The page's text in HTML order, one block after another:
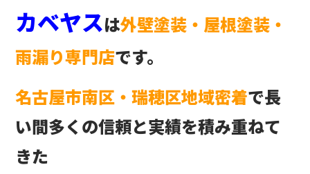
カベヤスは外壁塗装・屋根塗装・
雨漏り専門店です。
名古屋市南区・瑞穂区地域密着で長
い間多くの信頼と実績を積み重ねて
きた